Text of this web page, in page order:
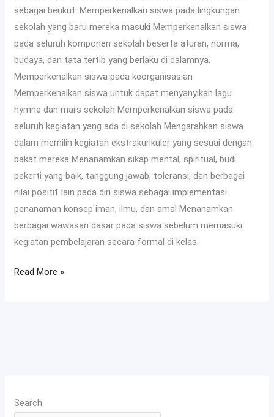
sebagai berikut: Memperkenalkan siswa pada lingkungan
sekolah yang baru mereka masuki Memperkenalkan siswa
pada seluruh komponen sekolah beserta aturan, norma,
budaya, dan tata tertib yang berlaku di dalamnya.
Memperkenalkan siswa pada keorganisasian
Memperkenalkan siswa untuk dapat menyanyikan lagu
hymne dan mars sekolah Memperkenalkan siswa pada
seluruh kegiatan yang ada di sekolah Mengarahkan siswa
dalam memilih kegiatan ekstrakurikuler yang sesuai dengan
bakat mereka Menanamkan sikap mental, spiritual, budi
pekerti yang baik, tanggung jawab, toleransi, dan berbagai
nilai positif lain pada diri siswa sebagai implementasi
penanaman konsep iman, ilmu, dan amal Menanamkan
berbagai wawasan dasar pada siswa sebelum memasuki
kegiatan pembelajaran secara formal di kelas.
Read More »
Search